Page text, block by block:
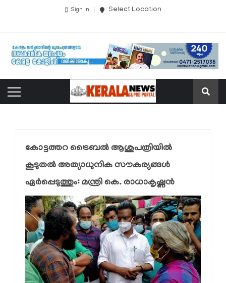
Sign In Select Location
കോട്ടത്തറ ട്രൈബല്‍ ആശുപത്രിയില്‍
കൂടുതല്‍ അത്യാധുനിക സൗകര്യങ്ങള്‍
ഏര്‍പ്പെടുത്തും: മന്ത്രി കെ. രാധാകൃഷ്ണന്‍